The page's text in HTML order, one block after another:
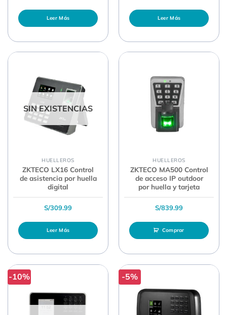
Leer Más Leer Más
SIN EXISTENCIAS
HUELLEROS
ZKTECO LX16 Control
de asistencia por huella
digital
S/309.99
Leer Más
HUELLEROS
ZKTECO MA500 Control
de acceso IP outdoor
por huella y tarjeta
S/839.99
Comprar
-10% -5%